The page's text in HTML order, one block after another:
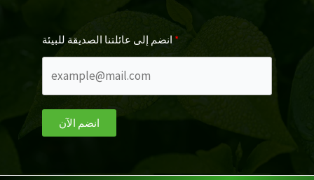
انضم إلى عائلتنا الصديقة للبيئة
انضم الآن